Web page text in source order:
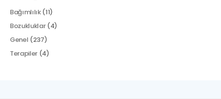
Bağımlılık(11)
Bozukluklar(4)
Genel (237)
Terapiler (4)